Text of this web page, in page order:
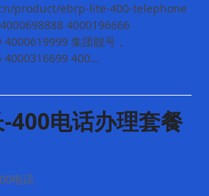
product/ebrp-lite-400-telephone
4000196666
集团靓号，
4000316699 400…
400电话办理套餐
电话